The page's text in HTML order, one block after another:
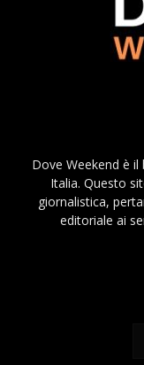
Dove Weekend è
Italia. Questo
giornalistica,
editoriale ai